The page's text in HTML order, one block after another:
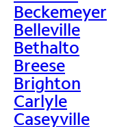
Beckemeyer
Belleville
Bethalto
Breese
Brighton
Carlyle
Caseyville